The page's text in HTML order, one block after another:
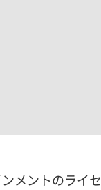
ントのライ